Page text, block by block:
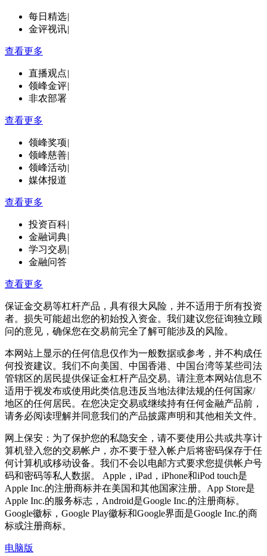
每日精选|
金评视讯|
查看更多
直播观点|
领峰金评|
非农部署
查看更多
领峰奖项|
领峰慈善|
领峰活动|
媒体报道
查看更多
投资百科|
金融词典|
学习交易|
金融问答
查看更多
保证金交易等杠杆产品，具有很大风险，并不适用于所有投资
者。损失可能超出您的初始投入资金。我们建议您征询独立顾
问的意见，确保您在交易前完全了解可能涉及的风险。
本网站上显示的任何信息仅作为一般数据或参考，并不构成任
何投资建议。我们不向美国、中国香港、中国台湾等某些司法
管辖区的居民提供保证金杠杆产品交易。请注意本网站信息不
适用于视发布或使用此类信息违反当地法律法规的任何国家/
地区的任何居民。在您决定交易或继续持有任何金融产品前，
请务必阅读理解并同意我们的产品披露声明和其他相关文件。
网上保安：为了保护您的私隐安全，请不要使用公共或共享计
算机登入您的交易帐户，亦不要于登入帐户后将密码保存于任
何计算机或移动设备。我们不会以电邮方式要求您提供帐户号
码和密码等私人数据。 Apple，iPad，iPhone和iPod touch是
Apple Inc.的注册商标并在美国和其他国家注册。App Store是
Apple Inc.的服务标志，Android是Google Inc.的注册商标。
Google徽标，Google Play徽标和Google界面是Google Inc.的商
标或注册商标。
电脑版